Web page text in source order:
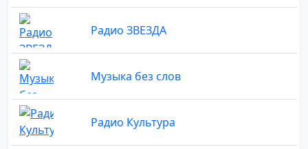
Радио ЗВЕЗДА
Музыка без слов
Радио Культура